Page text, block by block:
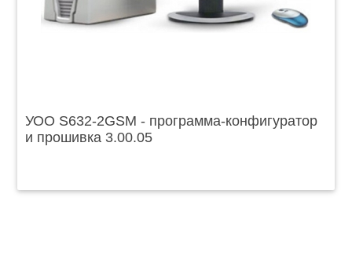
УОО S632-2GSM - программа-конфигуратор
и прошивка 3.00.05